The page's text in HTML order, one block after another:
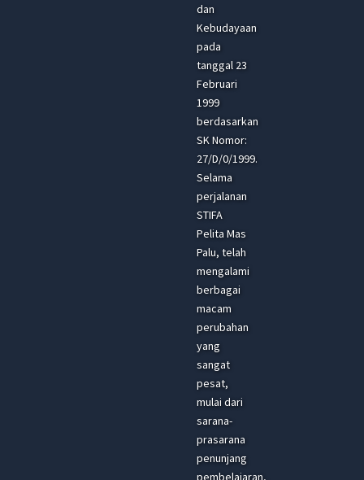
dan
Kebudayaan
pada
tanggal 23
Februari
1999
berdasarkan
SK Nomor:
27/D/0/1999.
Selama
perjalanan
STIFA
Pelita Mas
Palu, telah
mengalami
berbagai
macam
perubahan
yang
sangat
pesat,
mulai dari
sarana-
prasarana
penunjang
pembelajaran,